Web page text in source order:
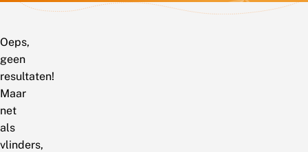
Oeps,
geen
resultaten!
Maar
net
als
vlinders,